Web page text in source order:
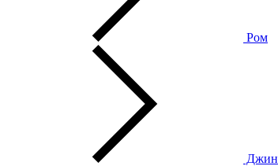
Ром
Джин